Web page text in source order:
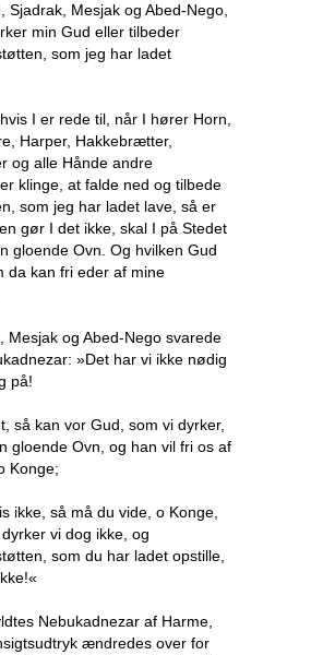
Sjadrak, Mesjak og Abed-Nego,
min Gud eller tilbeder
som jeg har ladet
I er rede til, når I hører Horn,
Harper, Hakkebrætter,
og alle Hånde andre
klinge, at falde ned og tilbede
som jeg har ladet lave, så er
gør I det ikke, skal I på Stedet
gloende Ovn. Og hvilken Gud
da kan fri eder af mine
Mesjak og Abed-Nego svarede
»Det har vi ikke nødig
på!
så kan vor Gud, som vi dyrker,
gloende Ovn, og han vil fri os af
Konge;
ikke, så må du vide, o Konge,
vi dog ikke, og
som du har ladet opstille,
Nebukadnezar af Harme,
ændredes over for